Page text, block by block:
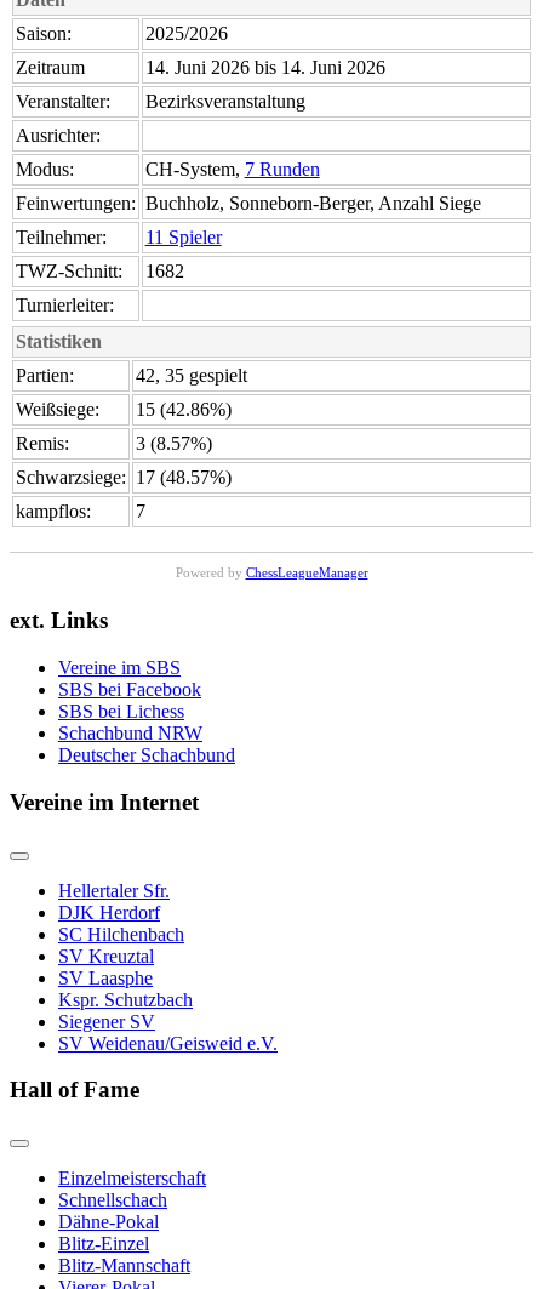
Saison:
2025/2026
Zeitraum
14. Juni 2026 bis 14. Juni 2026
Veranstalter:
Bezirksveranstaltung
Ausrichter:
Modus:
CH-System, 7 Runden
Feinwertungen: Buchholz, Sonneborn-Berger, Anzahl Siege
Teilnehmer:
11 Spieler
TWZ-Schnitt:
1682
Turnierleiter:
Statistiken
Partien:
42, 35 gespielt
Weißsiege:
15 (42.86%)
Remis:
3 (8.57%)
Schwarzsiege: 17 (48.57%)
kampflos:
7
Powered by ChessLeagueManager
ext. Links
Vereine im SBS
SBS bei Facebook
SBS bei Lichess
Schachbund NRW
Deutscher Schachbund
Vereine im Internet
Hellertaler Sfr.
DJK Herdorf
SC Hilchenbach
SV Kreuztal
SV Laasphe
Kspr. Schutzbach
Siegener SV
SV Weidenau/Geisweid e.V.
Hall of Fame
Einzelmeisterschaft
Schnellschach
Dähne-Pokal
Blitz-Einzel
Blitz-Mannschaft